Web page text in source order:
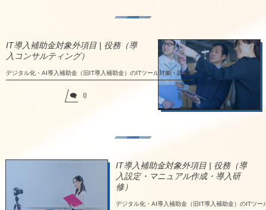
IT導入補助金対象外項目 | 役務（導
入コンサルティング）
デジタル化・AI導入補助金（旧IT導入補助金）のITツール対象・対象外
0
IT導入補助金対象外項目 | 役務（導
入設定・マニュアル作成・導入研
修）
デジタル化・AI導入補助金（旧IT導入補助金）のITツー